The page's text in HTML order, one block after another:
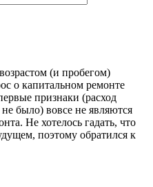
(и пробегом)
о капитальном ремонте
признаки (расход
было) вовсе не являются
Не хотелось гадать, что
поэтому обратился к